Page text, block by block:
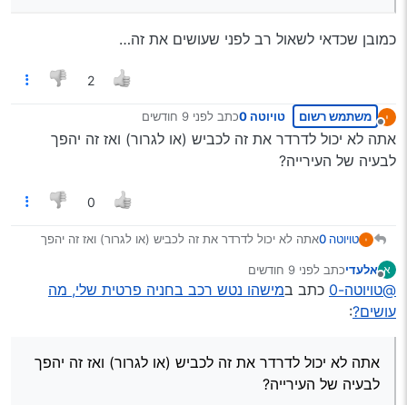
ובעל הרכב יתעסק לו כבר עם העלויות - דמי גרירה ודמי אחסנה
וכו’.
תעדכן אותי, אם תרצה.
כמובן שכדאי לשאול רב לפני שעושים את זה…
2
מנותק
משתמש רשום טויוטה 0 כתב לפני 9 חודשים
נערך לאחרונה על ידי
אתה לא יכול לדרדר את זה לכביש (או לגרור) ואז זה יהפך
לבעיה של העירייה?
0
טויוטה 0 אתה לא יכול לדרדר את זה לכביש (או לגרור) ואז זה יהפך
א אלעדיכתב לפני 9 חודשים
נערך לאחרונה על ידי
@טויוטה-0 כתב במישהו נטש רכב בחניה פרטית שלי, מה
עושים?:
אתה לא יכול לדרדר את זה לכביש (או לגרור) ואז זה יהפך
לבעיה של העירייה?